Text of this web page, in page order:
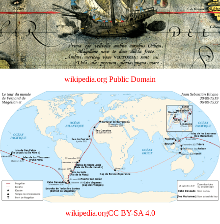
wikipedia.org Public Domain
wikipedia.orgCC BY-SA 4.0